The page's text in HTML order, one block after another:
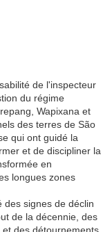
de l'inspecteur
du régime
Wapixana et
des terres de São
qui ont guidé la
et de discipliner la
en
longues zones
des signes de déclin
de la décennie, des